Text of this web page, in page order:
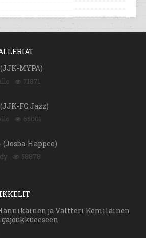
(JJK-MYPA)
71871
(JJK-FC Jazz)
65001
(Josba-Happee)
58878
ja Valtteri Kemiläinen